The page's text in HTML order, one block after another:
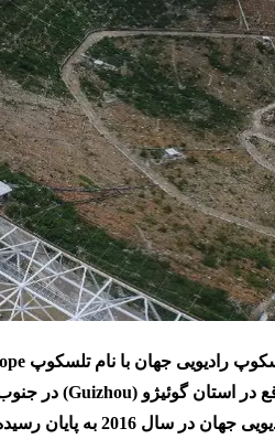
رادیویی جهان با نام تلسکوپ
در استان گوئیژو (Guizhou) در
و مورد بهره برداری قرار خواهد گرفت.